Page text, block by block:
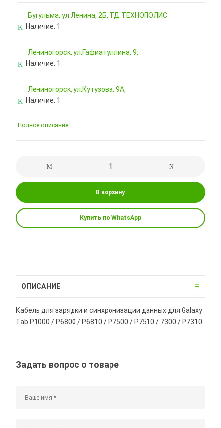
Бугульма, ул.Ленина, 2Б, ТД ТЕХНОПОЛИС
Наличие: 1
Лениногорск, ул.Гафиатуллина, 9,
Наличие: 1
Лениногорск, ул.Кутузова, 9А,
Наличие: 1
Полное описание
В корзину
Купить по WhatsApp
ОПИСАНИЕ
Кабель для зарядки и синхронизации данных для Galaxy
Tab P1000 / P6800 / P6810 / P7500 / P7510 / 7300 / P7310.
Задать вопрос о товаре